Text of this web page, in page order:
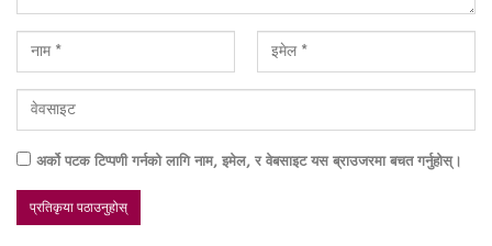
अर्को पटक टिप्पणी गर्नको लागि नाम, इमेल, र वेबसाइट यस ब्राउजरमा बचत गर्नुहोस्।